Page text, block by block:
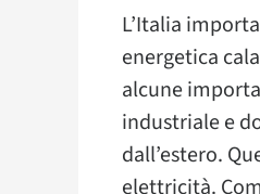
L’Italia
energetica
alcune
industriale e
dall’estero.
elettricità.